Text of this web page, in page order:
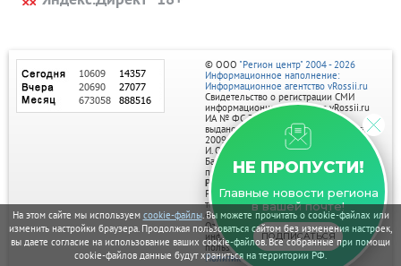
На этом сайте мы используем cookie-файлы. Вы можете прочитать о cookie-файлах или
изменить настройки браузера. Продолжая пользоваться сайтом без изменения настроек,
вы даете согласие на использование ваших cookie-файлов. Все собранные при помощи
cookie-файлов данные будут храниться на территории РФ.
НЕ ПРОПУСТИ!
Главные новости региона
в вашей почте!
ПОДПИСАТЬСЯ
© ООО "Регион центр" 2004 - 2026
Информационное наполнение:
Информационное агентство vRossii.ru
Свидетельство о регистрации СМИ
информационного агентства vRossii.ru
ИА № ФС 77‑35502
выдано РОСКОМНАДЗОРом 04 марта
2009г.
И. О. Главного редактора Нарыков А. Н.
Баннеры на портале размещаются на
правах рекламы.
Реклама на портале:
Рекламное агентство "Умный маркетинг"
тел. 7-910-267-70-40,
email: umnyy.marketing@yandex.ru
Отдельные публикации могут содержать
информацию, не предназначенную для
пользователей до 18 лет.
Политика в отношении обработки